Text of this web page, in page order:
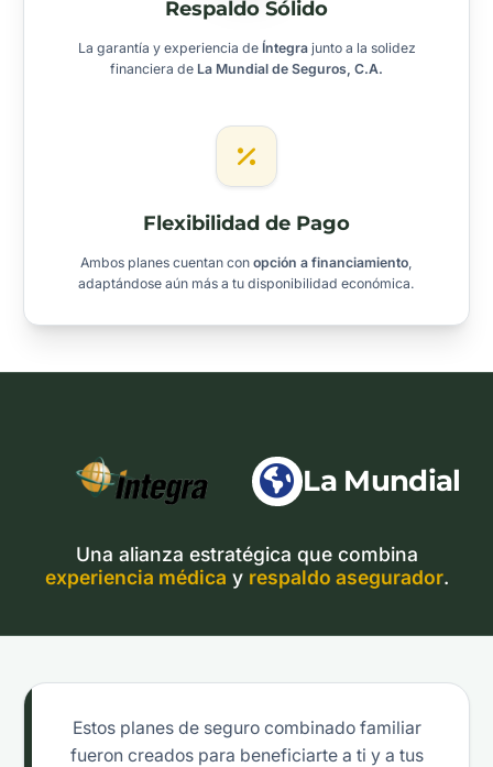
Respaldo Sólido
La garantía y experiencia de Íntegrajunto a la solidez
financiera de La Mundial de Seguros, C.A.
Flexibilidad de Pago
Ambos planes cuentan con opción a financiamiento,
adaptándose aún más a tu disponibilidad económica.
La Mundial
Una alianza estratégica que combina
experiencia médica y respaldo asegurador.
Estos planes de seguro combinado familiar
fueron creados para beneficiarte a ti y a tus